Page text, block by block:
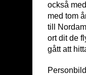
också
med tom
till
ort dit de
gått att